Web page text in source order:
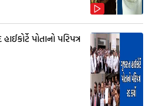
પોતાનો પરિપત્ર